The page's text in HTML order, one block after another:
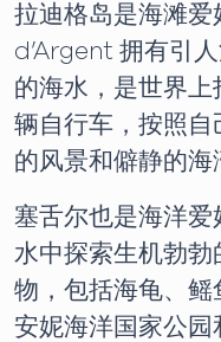
拉迪格岛是海滩
d’Argent 拥有引
的海水，是世界
辆自行车，按照自
的风景和僻静的海​​
塞舌尔也是海洋
水中探索生机勃
物，包括海龟、鳐
安妮海洋国家公园